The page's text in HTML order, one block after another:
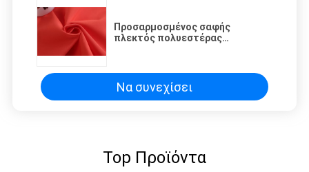
Προσαρμοσμένος σαφής
πλεκτός πολυεστέρας
Να συνεχίσει
Top Προϊόντα